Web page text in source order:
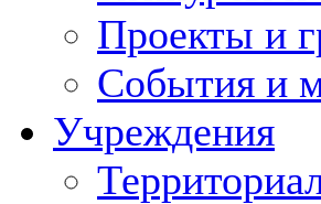
Проекты и
События и
Учреждения